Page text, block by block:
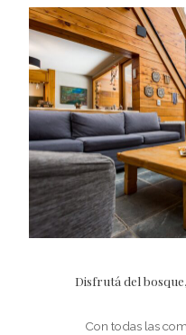
Disfrutá del
Con todas las